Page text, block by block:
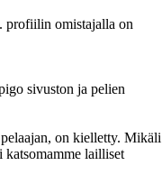
profiilin omistajalla on
sivuston ja pelien
on kielletty. Mikäli
katsomamme lailliset